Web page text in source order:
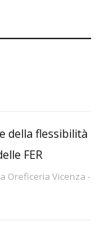
della flessibilità
FER
Oreficeria Vicenza -